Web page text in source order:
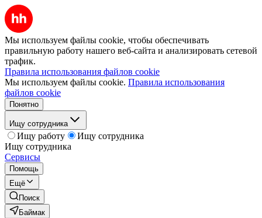
Мы используем файлы cookie, чтобы обеспечивать
правильную работу нашего веб-сайта и анализировать сетевой
трафик.
Правила использования файлов cookie
Мы используем файлы cookie. Правила использования
файлов cookie
Понятно
Ищу сотрудника
Ищу работу
Ищу сотрудника
Ищу сотрудника
Сервисы
Помощь
Ещё
Поиск
Баймак